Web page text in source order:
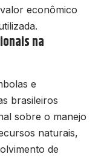
econômico
na
e
brasileiros
sobre o manejo
naturais,
de